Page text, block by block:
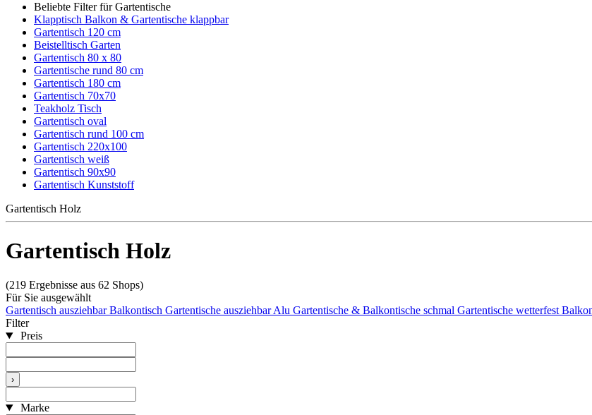
Beliebte Filter für Gartentische
Klapptisch Balkon & Gartentische klappbar
Gartentisch 120 cm
Beistelltisch Garten
Gartentisch 80 x 80
Gartentische rund 80 cm
Gartentisch 180 cm
Gartentisch 70x70
Teakholz Tisch
Gartentisch oval
Gartentisch rund 100 cm
Gartentisch 220x100
Gartentisch weiß
Gartentisch 90x90
Gartentisch Kunststoff
Gartentisch Holz
Gartentisch Holz
(219 Ergebnisse aus 62 Shops)
Für Sie ausgewählt
Gartentisch ausziehbarBalkontisch Gartentische ausziehbar Alu Gartentische & Balkontische schmal Gartentische wetterfest
Filter
Preis
›
Marke